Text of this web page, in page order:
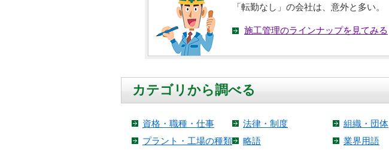
「転勤なし」の会社は、意外と多い。
施工管理のラインナップを見てみる
カテゴリから調べる
資格・職種・仕事 法律・制度 組織・団体
プラント・工場の種類
略語 業界用語